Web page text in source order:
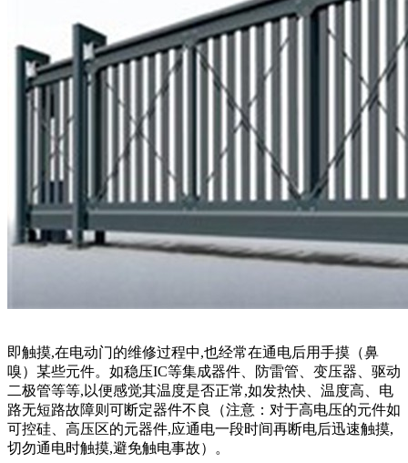
即触摸,在电动门的维修过程中,也经常在通电后用手摸（鼻
嗅）某些元件。如稳压IC等集成器件、防雷管、变压器、驱动
二极管等等,以便感觉其温度是否正常,如发热快、温度高、电
路无短路故障则可断定器件不良（注意：对于高电压的元件如
可控硅、高压区的元器件,应通电一段时间再断电后迅速触摸,
切勿通电时触摸,避免触电事故）。